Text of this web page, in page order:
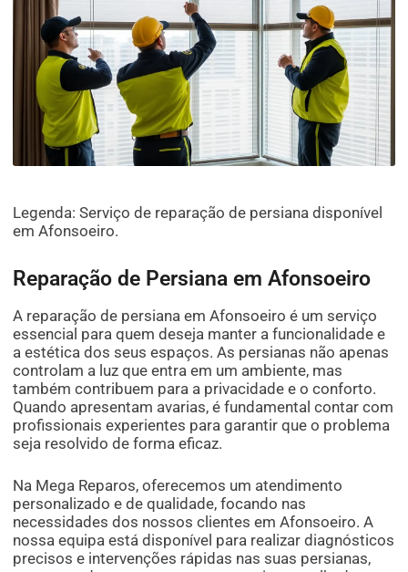
Legenda: Serviço de reparação de persiana disponível
em Afonsoeiro.
Reparação de Persiana em Afonsoeiro
A reparação de persiana em Afonsoeiro é um serviço
essencial para quem deseja manter a funcionalidade e
a estética dos seus espaços. As persianas não apenas
controlam a luz que entra em um ambiente, mas
também contribuem para a privacidade e o conforto.
Quando apresentam avarias, é fundamental contar com
profissionais experientes para garantir que o problema
seja resolvido de forma eficaz.
Na Mega Reparos, oferecemos um atendimento
personalizado e de qualidade, focando nas
necessidades dos nossos clientes em Afonsoeiro. A
nossa equipa está disponível para realizar diagnósticos
precisos e intervenções rápidas nas suas persianas,